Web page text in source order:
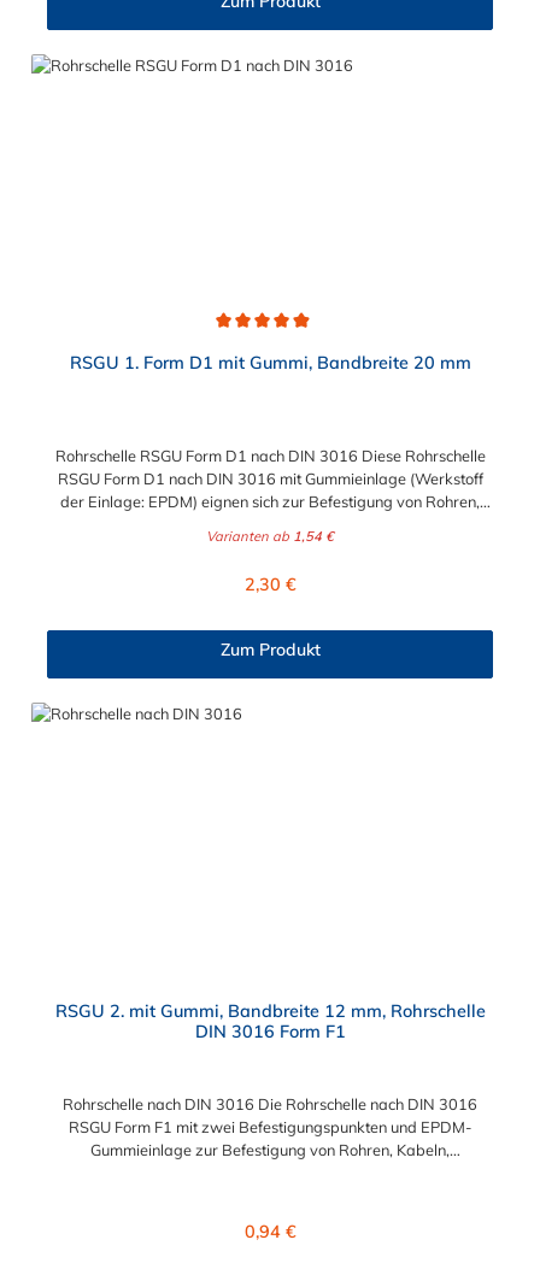
RSGU 1. Form D1 mit Gummi, Bandbreite 20 mm
Rohrschelle RSGU Form D1 nach DIN 3016 Diese Rohrschelle
RSGU Form D1 nach DIN 3016 mit Gummieinlage (Werkstoff
der Einlage: EPDM) eignen sich zur Befestigung von Rohren,
sonstigen Leitungen.
Varianten ab 1,54 €
Regulärer Preis:
2,30 €
Zum Produkt
RSGU 2. mit Gummi, Bandbreite 12 mm, Rohrschelle
DIN 3016 Form F1
Rohrschelle nach DIN 3016 Die Rohrschelle nach DIN 3016
RSGU Form F1 mit zwei Befestigungspunkten und EPDM-
Gummieinlage zur Befestigung von Rohren, Kabeln,
und Edelstahl V4A (W5). Der Durchmesserbereich
Regulärer Preis:
0,94 €